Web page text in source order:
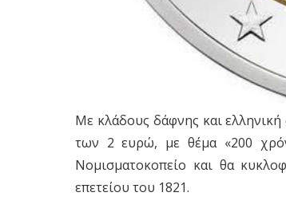
Με κλάδους δάφνης και
των 2 ευρώ, με θέμα «200
Νομισματοκοπείο και θα
επετείου του 1821.